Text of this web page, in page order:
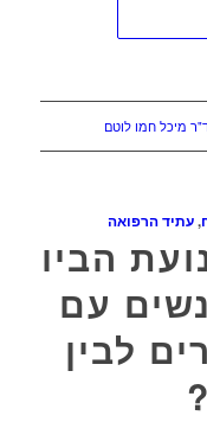
מיכל חמו לוטם
,עתיד הרפואה
הביו
עם
לבין